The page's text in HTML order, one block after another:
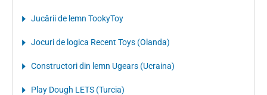
Jucării de lemn TookyToy
Jocuri de logica Recent Toys (Olanda)
Constructori din lemn Ugears (Ucraina)
Play Dough LETS (Turcia)